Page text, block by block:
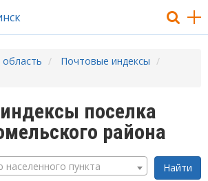
Почтовые индексы
поселка
района
пункта